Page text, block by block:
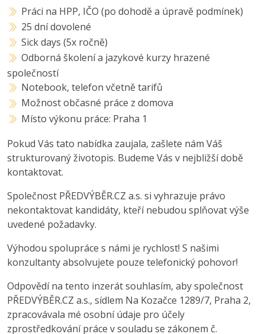
Práci na HPP, IČO (po dohodě a úpravě podmínek)
25 dní dovolené
Sick days (5x ročně)
Odborná školení a jazykové kurzy hrazené
společností
Notebook, telefon včetně tarifů
Možnost občasné práce z domova
Místo výkonu práce: Praha 1
Pokud Vás tato nabídka zaujala, zašlete nám Váš
strukturovaný životopis. Budeme Vás v nejbližší době
kontaktovat.
Společnost PŘEDVÝBĚR.CZ a.s. si vyhrazuje právo
nekontaktovat kandidáty, kteří nebudou splňovat výše
uvedené požadavky.
Výhodou spolupráce s námi je rychlost! S našimi
konzultanty absolvujete pouze telefonický pohovor!
Odpovědí na tento inzerát souhlasím, aby společnost
PŘEDVÝBĚR.CZ a.s., sídlem Na Kozačce 1289/7, Praha 2,
zpracovávala mé osobní údaje pro účely
zprostředkování práce v souladu se zákonem č.